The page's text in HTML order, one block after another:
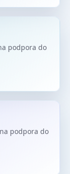
podpora do
podpora do